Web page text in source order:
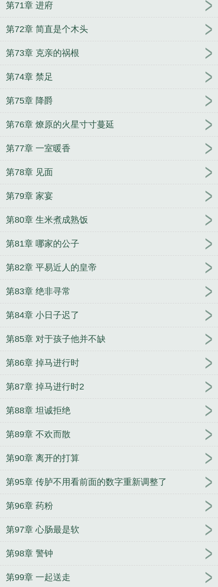
第71章 进府
第72章 简直是个木头
第73章 克亲的祸根
第74章 禁足
第75章 降爵
第76章 燎原的火星寸寸蔓延
第77章 一室暖香
第78章 见面
第79章 家宴
第80章 生米煮成熟饭
第81章 哪家的公子
第82章 平易近人的皇帝
第83章 绝非寻常
第84章 小日子迟了
第85章 对于孩子他并不缺
第86章 掉马进行时
第87章 掉马进行时2
第88章 坦诚拒绝
第89章 不欢而散
第90章 离开的打算
第95章 传胪不用看前面的数字重新调整了
第96章 药粉
第97章 心肠最是软
第98章 警钟
第99章 一起送走